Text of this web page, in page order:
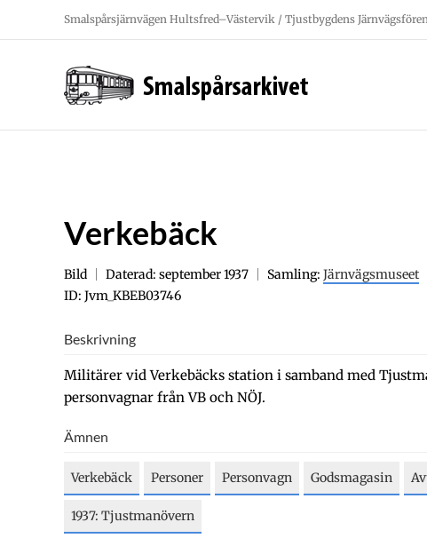
Smalspårsjärnvägen Hultsfred–Västervik / Tjustbygdens
Verkebäck
Bild Daterad: september 1937 Samling: Järnvägsmuseet
ID: Jvm_KBEB03746
Beskrivning
Militärer vid Verkebäcks station i samband med
personvagnar från VB och NÖJ.
Ämnen
Verkebäck Personer Personvagn Godsmagasin
1937: Tjustmanövern